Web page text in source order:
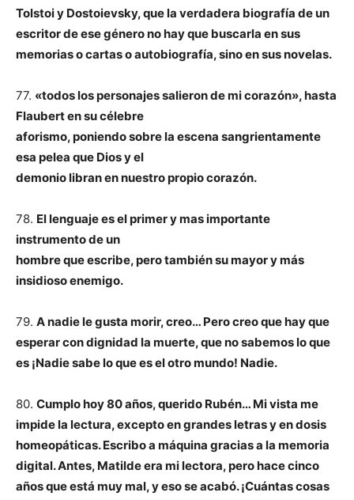
Tolstoi y Dostoievsky, que la verdadera biografía de un
escritor de ese género no hay que buscarla ensus
memorias o cartas o autobiografía, sino en sus novelas.
77. «todos los personajes salieron de mi corazón», hasta
Flaubert en su célebre
aforismo, poniendo sobre la escena sangrientamente
esa pelea que Dios y el
demonio libran en nuestro propio corazón.
78. El lenguaje es el primer y mas importante
instrumento de un
hombre que escribe, pero también su mayor y más
insidioso enemigo.
79. A nadie le gusta morir, creo… Pero creo que hay que
esperar con dignidad la muerte, que no sabemos lo que
es ¡Nadie sabe lo que es el otro mundo! Nadie.
80. Cumplo hoy 80 años, querido Rubén… Mi vista me
impide la lectura, excepto en grandes letras y en dosis
homeopáticas. Escribo a máquina gracias a la memoria
digital. Antes, Matilde era mi lectora, pero hace cinco
años que está muy mal, y eso se acabó. ¡Cuántas cosas